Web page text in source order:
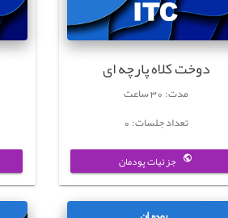
دوخت کلاه پارچه ای
مدت: 30 ساعت
تعداد جلسات: 0
جزئیات پودمان